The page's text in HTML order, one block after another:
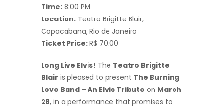
Time: 8:00 PM
Location: Teatro Brigitte Blair,
Copacabana, Rio de Janeiro
Ticket Price: R$ 70.00
Long Live Elvis! The Teatro Brigitte
Blair is pleased to present The Burning
Love Band – An Elvis Tribute on March
28, in a performance that promises to